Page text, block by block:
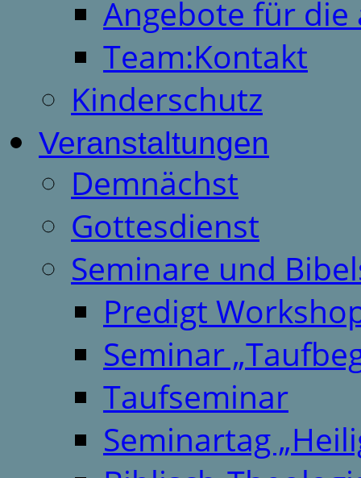
Angebote für
Team:Kontakt
Kinderschutz
Veranstaltungen
Demnächst
Gottesdienst
Seminare und
Predigt
Seminar
Taufseminar
Seminartag